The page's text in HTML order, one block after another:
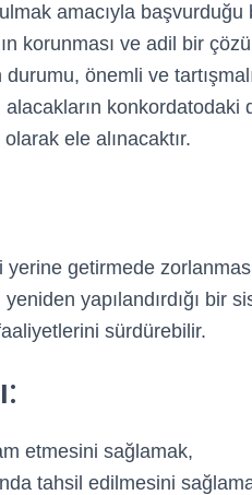
amacıyla başvurduğu
korunması ve adil bir
önemli ve
konkordatodaki
ele alınacaktır.
getirmede
yapılandırdığı bir
sürdürebilir.
etmesini sağlamak,
tahsil edilmesini